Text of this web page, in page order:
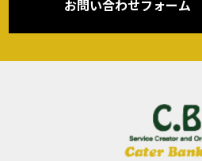
お問い合わせフォーム